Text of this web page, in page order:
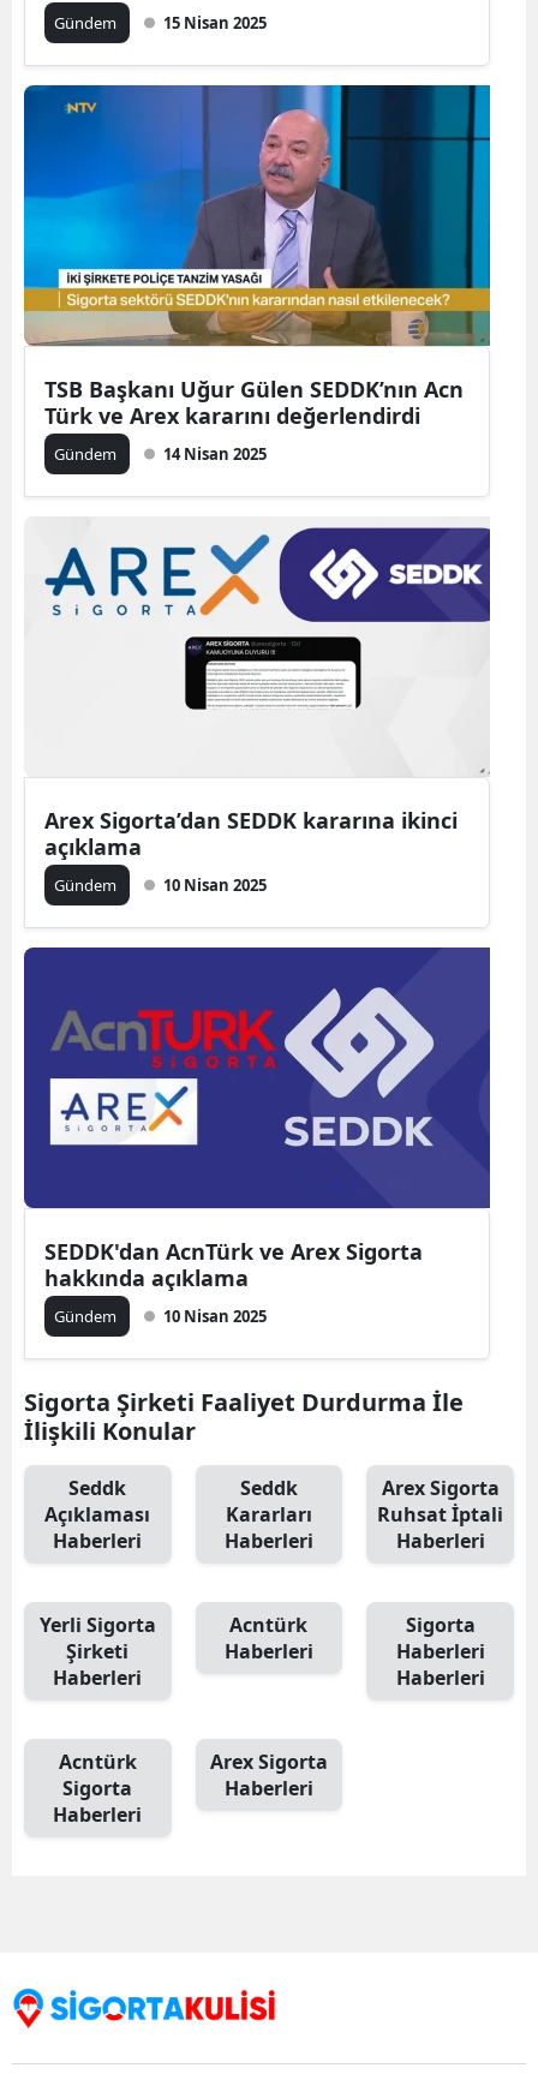
Gündem 15 Nisan 2025
TSB Başkanı Uğur Gülen SEDDK’nın Acn
Türk ve Arex kararını değerlendirdi
Gündem 14 Nisan 2025
Arex Sigorta’dan SEDDK kararına ikinci
açıklama
Gündem 10 Nisan 2025
SEDDK'dan AcnTürk ve Arex Sigorta
hakkında açıklama
Gündem 10 Nisan 2025
Sigorta Şirketi Faaliyet Durdurma İle
İlişkili Konular
Seddk
Açıklaması
Haberleri
Seddk
Kararları
Haberleri
Arex Sigorta
Ruhsat İptali
Haberleri
Yerli Sigorta
Şirketi
Haberleri
Acntürk
Haberleri
Sigorta
Haberleri
Haberleri
Acntürk
Sigorta
Haberleri
Arex Sigorta
Haberleri